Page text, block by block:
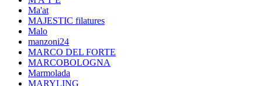
Ma'at
MAJESTIC filatures
Malo
manzoni24
MARCO DEL FORTE
MARCOBOLOGNA
Marmolada
MARYLING